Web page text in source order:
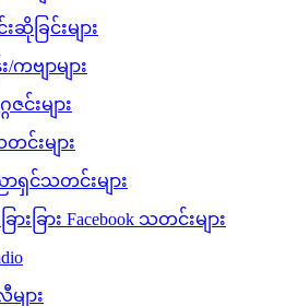
ဆိုခြင်းများ
ဗျာများ
ဇင်းများ
င်းများ
ရှင်သတင်းများ
ားခြား Facebook သတင်းများ
ျား